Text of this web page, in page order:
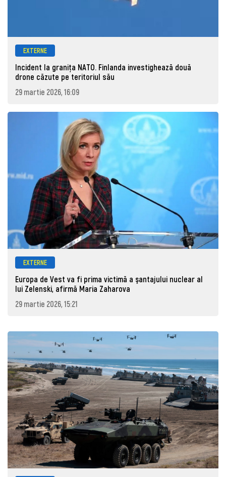
EXTERNE
Incident la granița NATO. Finlanda investighează două
drone căzute pe teritoriul său
29 martie 2026, 16:09
EXTERNE
Europa de Vest va fi prima victimă a şantajului nuclear al
lui Zelenski, afirmă Maria Zaharova
29 martie 2026, 15:21